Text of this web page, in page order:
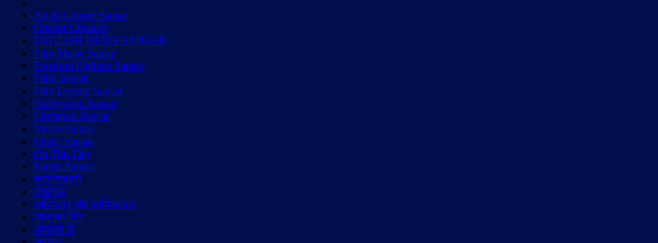
Art & Culture Sansar
Creator Creation
ENGLISH NEWS SANSAR
Film Music Sansar
Freedom Fighters Sansar
Filmi Sansar
Film Legend Sansar
Hollywood Sansar
Literature Sansar
Media Sansar
Music Sansar
On This Day
Sports Sansar
क्रान्तिकारी
लखनऊ
आविष्कार और आविष्कारक
आज का दिन
अदालत से